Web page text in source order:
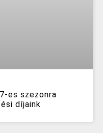
es szezonra
díjaink